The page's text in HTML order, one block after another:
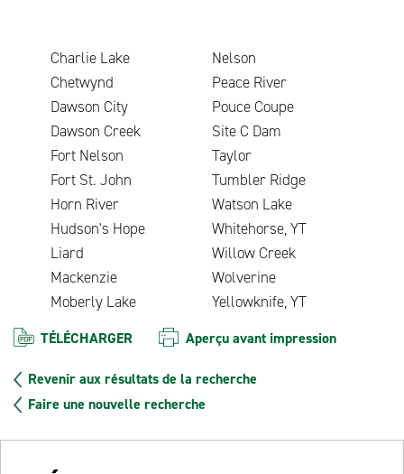
Charlie Lake
Nelson
Chetwynd
Peace River
Dawson City
Pouce Coupe
Dawson Creek
Site C Dam
Fort Nelson Taylor
Fort St. John
Tumbler Ridge
Horn River
Watson Lake
Hudson's Hope
Whitehorse, YT
Liard
Willow Creek
Mackenzie
Wolverine
Moberly Lake
Yellowknife, YT
TÉLÉCHARGER Aperçu avant impression
Revenir aux résultats de la recherche
Faire une nouvelle recherche